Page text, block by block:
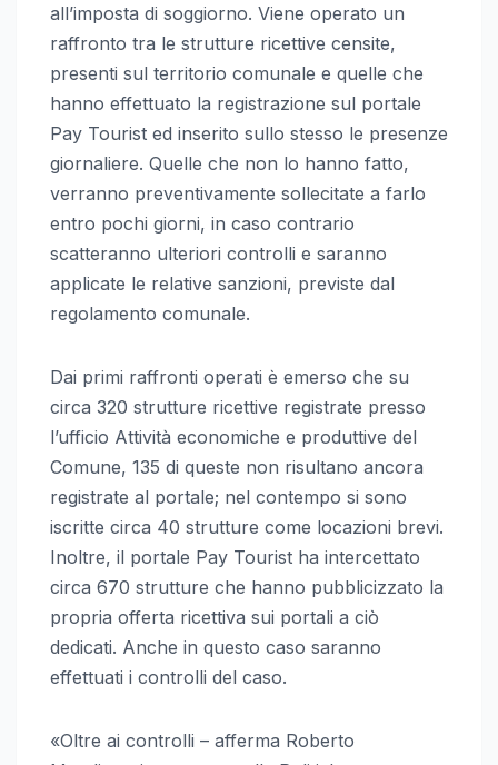
all’imposta di soggiorno. Viene operato un
raffronto tra le strutture ricettive censite,
presenti sul territorio comunale e quelle che
hanno effettuato la registrazione sul portale
Pay Tourist ed inserito sullo stesso le presenze
giornaliere. Quelle che non lo hanno fatto,
verranno preventivamente sollecitate a farlo
entro pochi giorni, in caso contrario
scatteranno ulteriori controlli e saranno
applicate le relative sanzioni, previste dal
regolamento comunale.
Dai primi raffronti operati è emerso che su
circa 320 strutture ricettive registrate presso
l’ufficio Attività economiche e produttive del
Comune, 135 di queste non risultano ancora
registrate al portale; nel contempo si sono
iscritte circa 40 strutture come locazioni brevi.
Inoltre, il portale Pay Tourist ha intercettato
circa 670 strutture che hanno pubblicizzato la
propria offerta ricettiva sui portali a ciò
dedicati. Anche in questo caso saranno
effettuati i controlli del caso.
«Oltre ai controlli – afferma Roberto